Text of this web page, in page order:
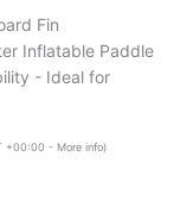
Fin
Inflatable Paddle
- Ideal for
+00:00 - More info)